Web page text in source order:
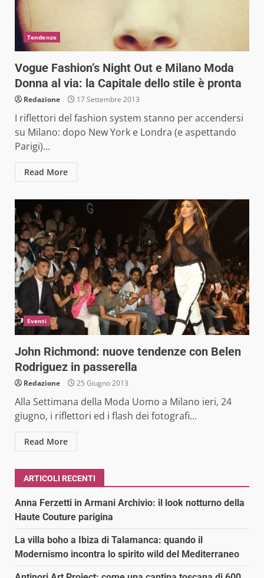
Tendenze
Vogue Fashion’s Night Out e Milano Moda
Donna al via: la Capitale dello stile è pronta
Redazione 17 Settembre 2013
I riflettori del fashion system stanno per accendersi
su Milano: dopo New York e Londra (e aspettando
Parigi)...
Read More
Eventi
John Richmond: nuove tendenze con Belen
Rodriguez in passerella
Redazione 25 Giugno 2013
Alla Settimana della Moda Uomo a Milano ieri, 24
giugno, i riflettori ed i flash dei fotografi...
Read More
ARTICOLI RECENTI
Anna Ferzetti in Armani Archivio: il look notturno della
Haute Couture parigina
La villa boho a Ibiza di Talamanca: quando il
Modernismo incontra lo spirito wild del Mediterraneo